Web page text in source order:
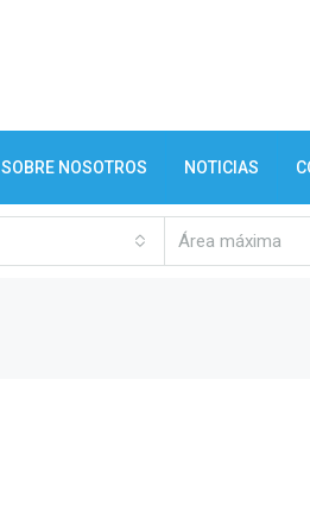
SOBRE NOSOTROS NOTICIAS